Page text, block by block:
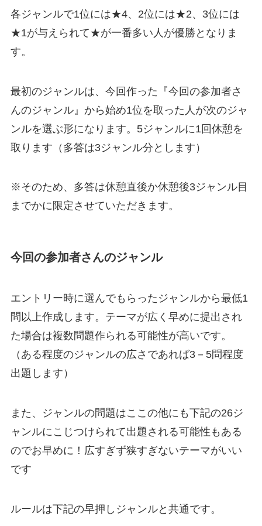
各ジャンルで1位には★4、2位には★2、3位には
★1が与えられて★が一番多い人が優勝となりま
す。
最初のジャンルは、今回作った『今回の参加者さ
んのジャンル』から始め1位を取った人が次のジャ
ンルを選ぶ形になります。5ジャンルに1回休憩を
取ります（多答は3ジャンル分とします）
※そのため、多答は休憩直後か休憩後3ジャンル目
までかに限定させていただきます。
今回の参加者さんのジャンル
エントリー時に選んでもらったジャンルから最低1
問以上作成します。テーマが広く早めに提出され
た場合は複数問題作られる可能性が高いです。
（ある程度のジャンルの広さであれば3－5問程度
出題します）
また、ジャンルの問題はここの他にも下記の26ジ
ャンルにこじつけられて出題される可能性もある
のでお早めに！広すぎず狭すぎないテーマがいい
です
ルールは下記の早押しジャンルと共通です。